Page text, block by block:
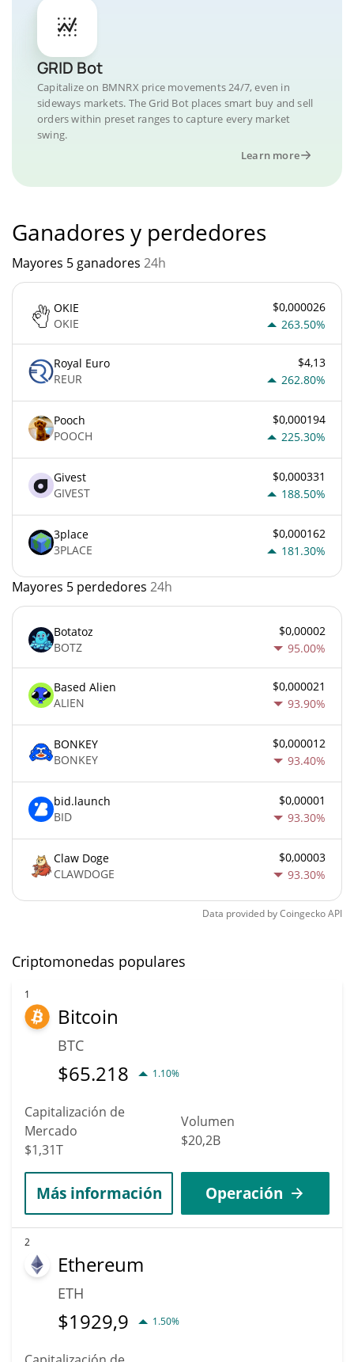
GRID Bot
Capitalize on BMNRX price movements 24/7, even in
sideways markets. The Grid Bot places smart buy and sell
orders within preset ranges to capture every market
swing.
Learn more
Ganadores y perdedores
Mayores 5 ganadores 24h
OKIE
OKIE
$0,000026
263.50%
Royal Euro
REUR
$4,13
262.80%
Pooch
POOCH
$0,000194
225.30%
Givest
GIVEST
$0,000331
188.50%
3place
3PLACE
$0,000162
181.30%
Mayores 5 perdedores 24h
Botatoz
BOTZ
$0,00002
95.00%
Based Alien
ALIEN
$0,000021
93.90%
BONKEY
BONKEY
$0,000012
93.40%
bid.launch
BID
$0,00001
93.30%
Claw Doge
CLAWDOGE
$0,00003
93.30%
Data provided byCoingeckoAPI
Criptomonedas populares
1
Bitcoin
BTC
$65.218 1.10%
Capitalización de
Mercado
$1,31T
Volumen
$20,2B
Más información Operación
2
Ethereum
ETH
$1929,9 1.50%